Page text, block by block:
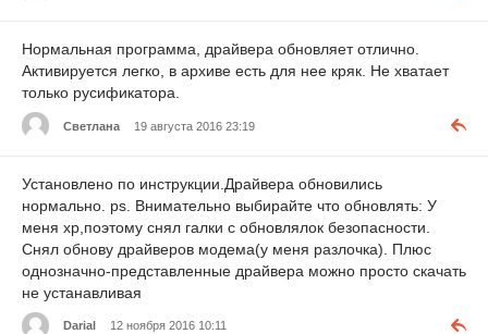
Нормальная программа, драйвера обновляет отлично.
Активируется легко, в архиве есть для нее кряк. Не хватает
только русификатора.
Светлана 19 августа 2016 23:19
Установлено по инструкции.Драйвера обновились
нормально. ps. Внимательно выбирайте что обновлять: У
меня хр,поэтому снял галки с обновлялок безопасности.
Снял обнову драйверов модема(у меня разлочка). Плюс
однозначно-представленные драйвера можно просто скачать
не устанавливая
Darial 12 ноября 2016 10:11